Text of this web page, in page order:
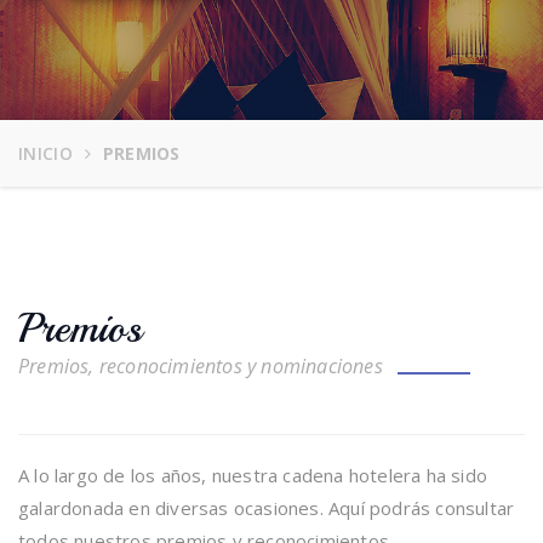
INICIO PREMIOS
Premios
Premios, reconocimientos y nominaciones
A lo largo de los años, nuestra cadena hotelera ha sido
galardonada en diversas ocasiones. Aquí podrás consultar